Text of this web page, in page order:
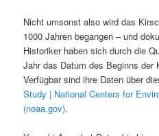
Nicht umsonst also wird das
1000 Jahren begangen – und
Historiker haben sich durch die
Jahr das Datum des Beginns der
Verfügbar sind ihre Daten über
Study | National Centers for
(noaa.gov).